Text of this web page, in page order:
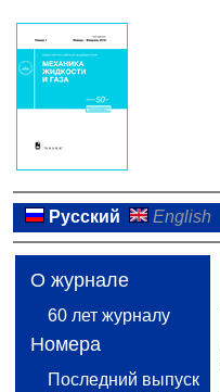
Русский English
О журнале
60 лет журналу
Номера
Последний выпуск